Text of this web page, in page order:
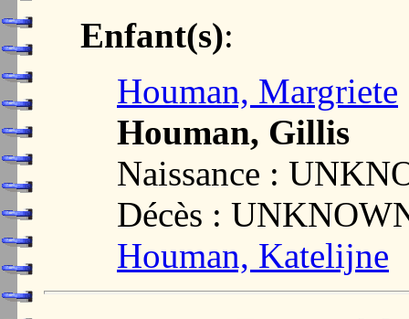
Enfant(s):
Houman, Margriete
Houman, Gillis
Naissance :
Décès :
Houman, Katelijne